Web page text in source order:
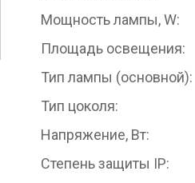
Мощность лампы, W:
Площадь освещения:
Тип лампы (основной):
Тип цоколя:
Напряжение, Вт:
Степень защиты IP: